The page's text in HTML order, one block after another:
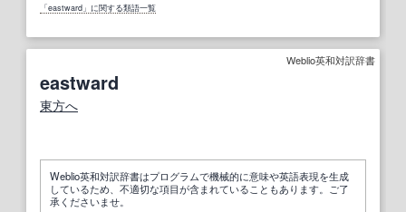
「eastward」に関する類語一覧
Weblio英和対訳辞書
eastward
東方へ
Weblio英和対訳辞書はプログラムで機械的に意味や英語表現を生成
しているため、不適切な項目が含まれていることもあります。ご了
承くださいませ。